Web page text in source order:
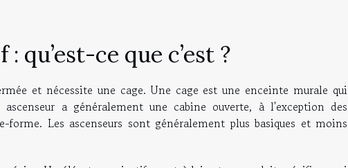
qu’est-ce que c’est ?
et nécessite une cage. Une cage est une enceinte murale qui
a généralement une cabine ouverte, à l'exception des
Les ascenseurs sont généralement plus basiques et moins